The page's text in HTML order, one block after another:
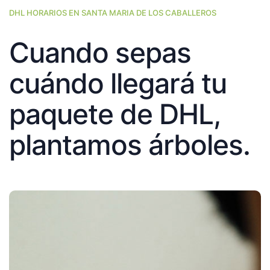
DHL HORARIOS EN SANTA MARIA DE LOS CABALLEROS
Cuando sepas
cuándo llegará tu
paquete de DHL,
plantamos árboles.